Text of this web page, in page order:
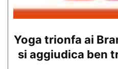
Yoga trionfa ai
si aggiudica ben